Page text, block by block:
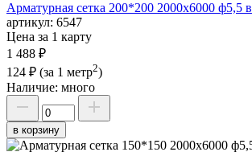
Арматурная сетка 200*200 2000х6000 ф5,5
артикул: 6547
Цена за 1 карту
1 488 ₽
124 ₽ (за 1 метр2)
Наличие: много
в корзину